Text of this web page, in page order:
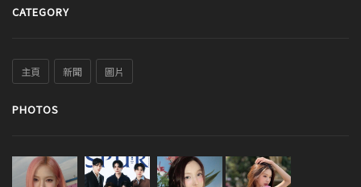
CATEGORY
主頁 新聞 圖片
PHOTOS